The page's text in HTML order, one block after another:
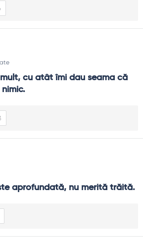
cu atât îmi dau seama că
aprofundată, nu merită trăită.